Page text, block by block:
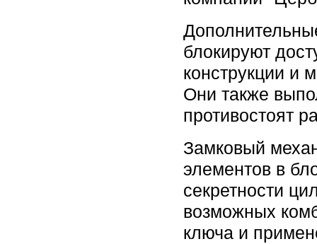
блокируют
конструкции и
Они также
противостоят
Замковый
элементов в
секретности
возможных
ключа и